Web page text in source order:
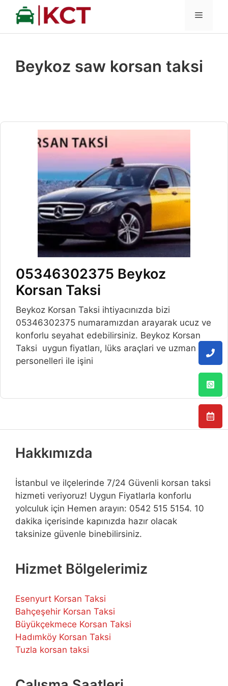
İçeriğe
MENÜ
Beykoz saw korsan taksi
05346302375 Beykoz
Korsan Taksi
Beykoz Korsan Taksi ihtiyacınızda bizi
05346302375 numaramızdan arayarak ucuz ve
konforlu seyahat edebilirsiniz. Beykoz Korsan
Taksi uygun fiyatları, lüks araçlari ve uzman
personelleri ile işini
Hakkımızda
İstanbul ve ilçelerinde 7/24 Güvenli korsan taksi
hizmeti veriyoruz! Uygun Fiyatlarla konforlu
yolculuk için Hemen arayın: 0542 515 5154. 10
dakika içerisinde kapınızda hazır olacak
taksinize güvenle binebilirsiniz.
Hizmet Bölgelerimiz
Esenyurt Korsan Taksi
Bahçeşehir Korsan Taksi
Büyükçekmece Korsan Taksi
Hadımköy Korsan Taksi
Tuzla korsan taksi